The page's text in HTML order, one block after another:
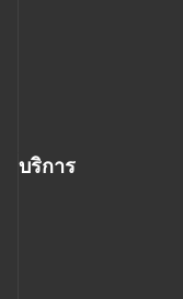
บริการ